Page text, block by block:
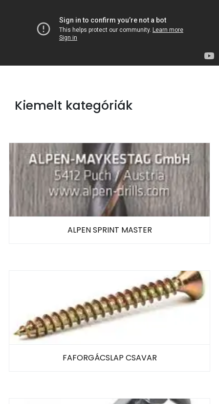
Kiemelt kategóriák
ALPEN SPRINT MASTER
FAFORGÁCSLAP CSAVAR